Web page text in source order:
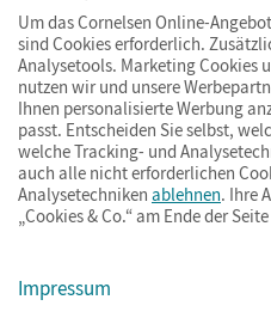
© Cornelsen Verlag 2026
ImpressumAGBDatenschutz
Um das Cornelsen Online-
sind Cookies erforderlich.
Analysetools. Marketing Cookies
nutzen wir und unsere
Ihnen personalisierte Werbung
passt. Entscheiden Sie selbst,
welche Tracking- und
auch alle nicht erforderlichen
Analysetechniken ablehnen. Ihre
„Cookies & Co.“ am Ende der
Impressum